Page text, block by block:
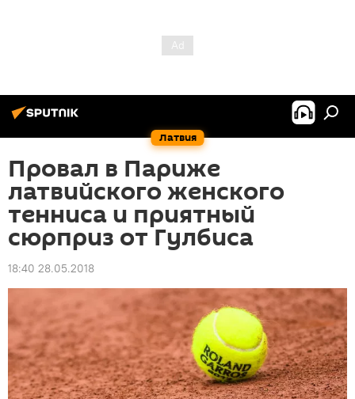
Латвия
Провал в Париже
латвийского женского
тенниса и приятный
сюрприз от Гулбиса
18:40 28.05.2018